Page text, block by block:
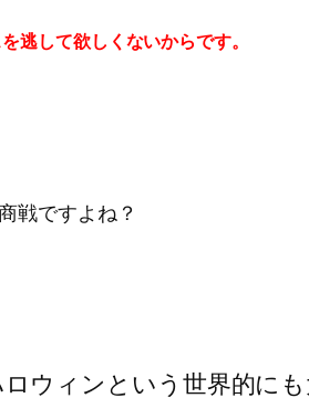
逃して欲しくないからです。
戦ですよね？
ウィンという世界的に